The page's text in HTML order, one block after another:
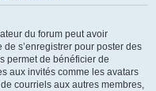
du forum peut avoir
s’enregistrer pour poster des
permet de bénéficier de
aux invités comme les avatars
courriels aux autres membres,